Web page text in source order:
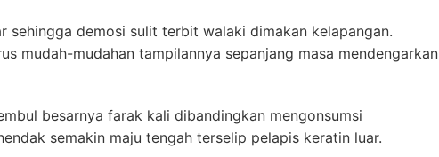
demosi sulit terbit walaki dimakan kelapangan.
mudah-mudahan tampilannya sepanjang masa mendengarkan
besarnya farak kali dibandingkan mengonsumsi
semakin maju tengah terselip pelapis keratin luar.